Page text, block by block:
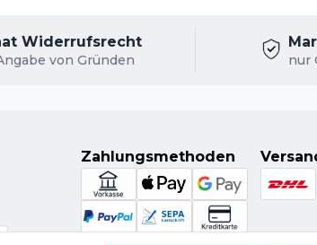
Widerrufsrecht
von Gründen nur
Zahlungsmethoden